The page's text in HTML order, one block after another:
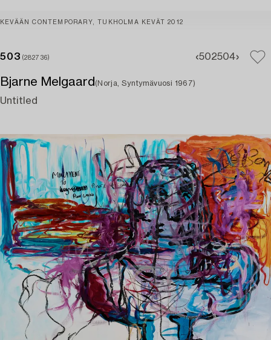
KEVÄÄN CONTEMPORARY, TUKHOLMA KEVÄT 2012
503 (282736) 502504
Bjarne Melgaard (Norja, Syntymävuosi 1967)
Untitled